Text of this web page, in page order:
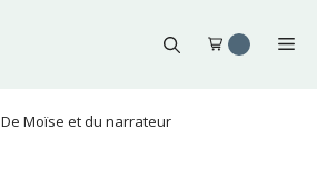
De Moïse et du narrateur